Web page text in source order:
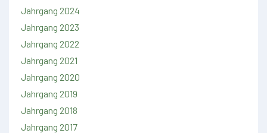
Jahrgang 2024
Jahrgang 2023
Jahrgang 2022
Jahrgang 2021
Jahrgang 2020
Jahrgang 2019
Jahrgang 2018
Jahrgang 2017